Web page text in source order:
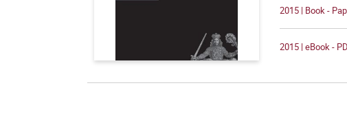
2015 | Book -
2015 | eBook -